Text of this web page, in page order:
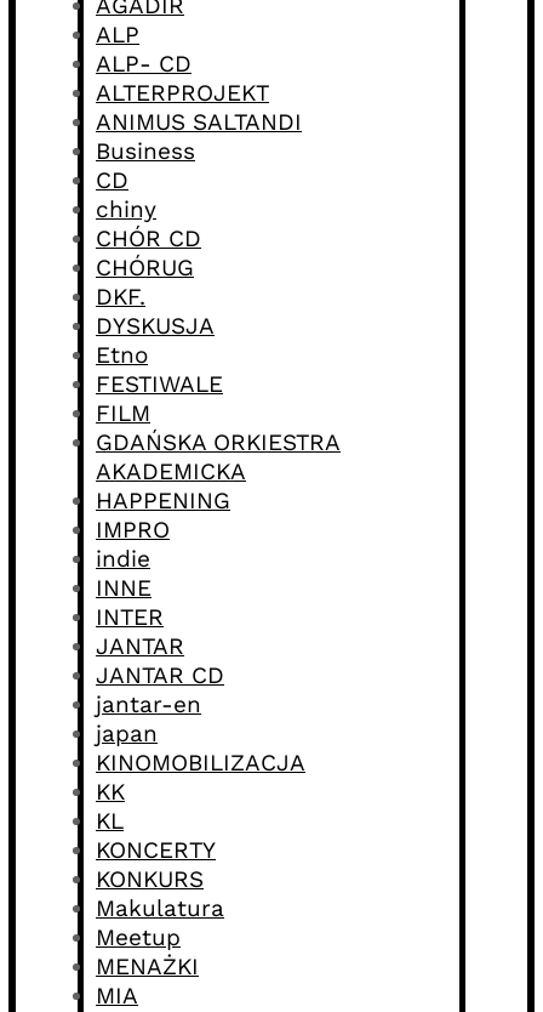
ALP
ALP- CD
ALTERPROJEKT
ANIMUS SALTANDI
Business
CD
chiny
CHÓR CD
CHÓRUG
DKF.
DYSKUSJA
Etno
FESTIWALE
FILM
GDAŃSKA ORKIESTRA
AKADEMICKA
HAPPENING
IMPRO
indie
INNE
INTER
JANTAR
JANTAR CD
jantar-en
japan
KINOMOBILIZACJA
KK
KL
KONCERTY
KONKURS
Makulatura
Meetup
MENAŻKI
MIA